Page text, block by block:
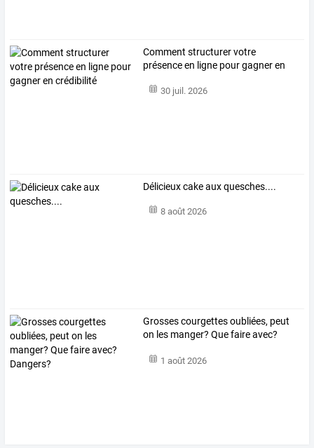
Comment structurer votre
présence en ligne pour gagner en
30 juil. 2026
Délicieux cake aux quesches....
8 août 2026
Grosses courgettes oubliées, peut
on les manger? Que faire avec?
1 août 2026